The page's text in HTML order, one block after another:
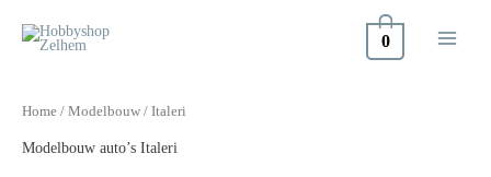
naar
0
Home / Modelbouw / Italeri
Modelbouw auto’s Italeri